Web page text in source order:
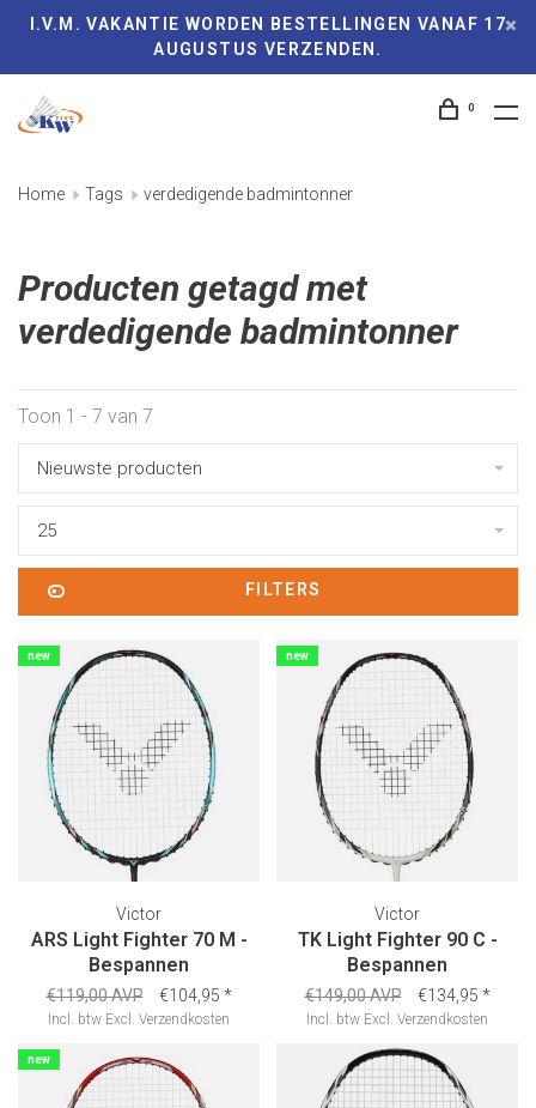
I.V.M. VAKANTIE WORDEN BESTELLINGEN VANAF 17
AUGUSTUS VERZENDEN.
0
Home Tags verdedigende badmintonner
Producten getagd met
verdedigende badmintonner
Toon 1 - 7 van 7
Nieuwste producten
25
FILTERS
new
Victor
ARS Light Fighter 70 M -
Bespannen
€119,00 AVP €104,95 *
Incl. btw Excl. Verzendkosten
new
Victor
TK Light Fighter 90 C -
Bespannen
€149,00 AVP €134,95 *
Incl. btw Excl. Verzendkosten
new